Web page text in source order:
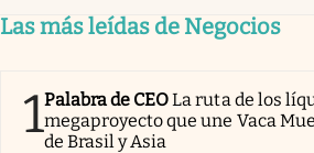
Las más leídas de Negocios
1Palabra de CEOLa ruta de los
megaproyecto que une Vaca
de Brasil y Asia